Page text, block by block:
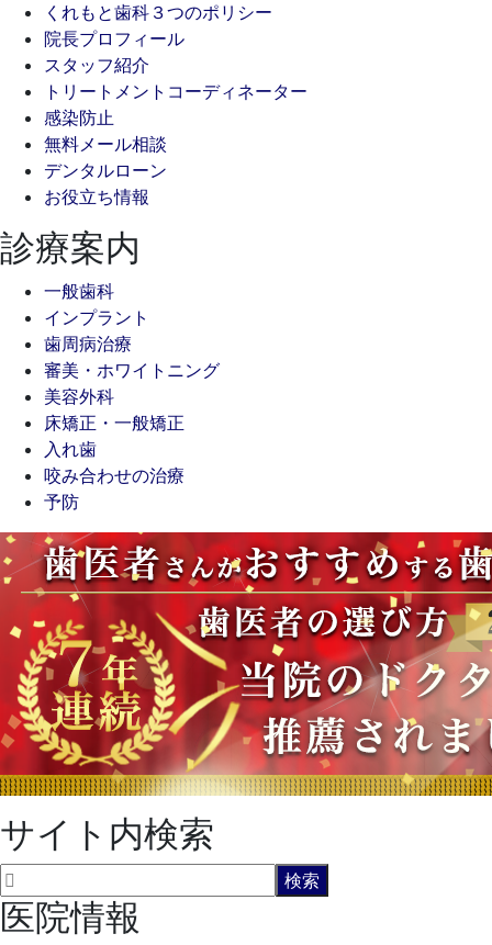
くれもと歯科３つのポリシー
院長プロフィール
スタッフ紹介
トリートメントコーディネーター
感染防止
無料メール相談
デンタルローン
お役立ち情報
診療案内
一般歯科
インプラント
歯周病治療
審美・ホワイトニング
美容外科
床矯正・一般矯正
入れ歯
咬み合わせの治療
予防
サイト内検索
医院情報